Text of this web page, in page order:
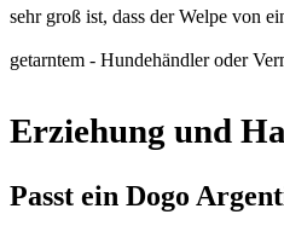
sehr groß ist, dass der Welpe von
getarntem - Hundehändler oder
Erziehung und
Passt ein Dogo